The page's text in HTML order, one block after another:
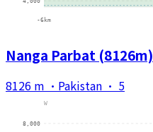
Nanga Parbat (8126m)
8126 m · Pakistan · 5